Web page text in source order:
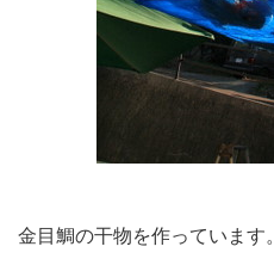
金目鯛の干物を作っています。